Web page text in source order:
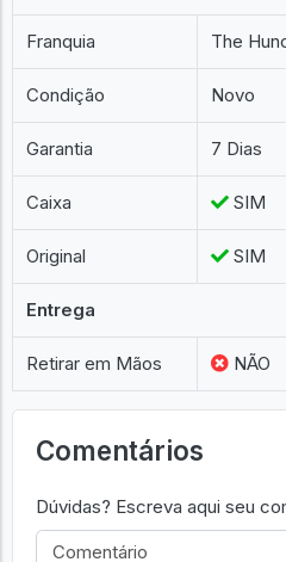
Franquia The
Condição Novo
Garantia 7 Dias
Caixa SIM
Original SIM
Entrega
Retirar em Mãos NÃO
Comentários
Dúvidas? Escreva aqui seu